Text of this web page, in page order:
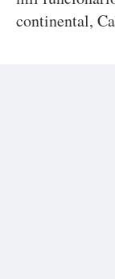
continental,